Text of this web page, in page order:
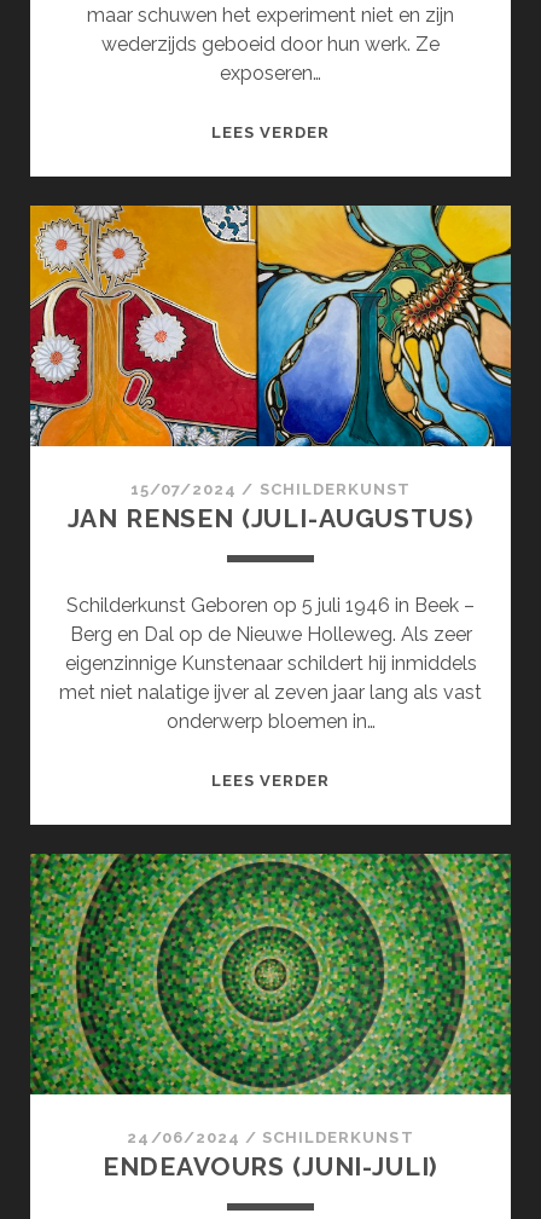
maar schuwen het experiment niet en zijn
wederzijds geboeid door hun werk. Ze
exposeren…
LEES VERDER
15/07/2024 / SCHILDERKUNST
JAN RENSEN (JULI-AUGUSTUS)
Schilderkunst Geboren op 5 juli 1946 in Beek –
Berg en Dal op de Nieuwe Holleweg. Als zeer
eigenzinnige Kunstenaar schildert hij inmiddels
met niet nalatige ijver al zeven jaar lang als vast
onderwerp bloemen in…
LEES VERDER
AUGUSTUS)
24/06/2024 / SCHILDERKUNST
ENDEAVOURS (JUNI-JULI)